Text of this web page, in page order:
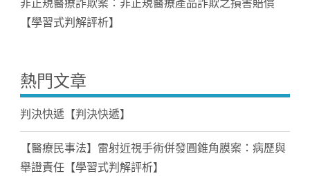
非正規醫療詐欺案：非正規醫療產品詐欺之損害賠償
【學習式判解評析】
熱門文章
判決快遞【判決快遞】
【醫療民事法】雷射近視手術併發圓錐角膜案：病歷與
舉證責任【學習式判解評析】